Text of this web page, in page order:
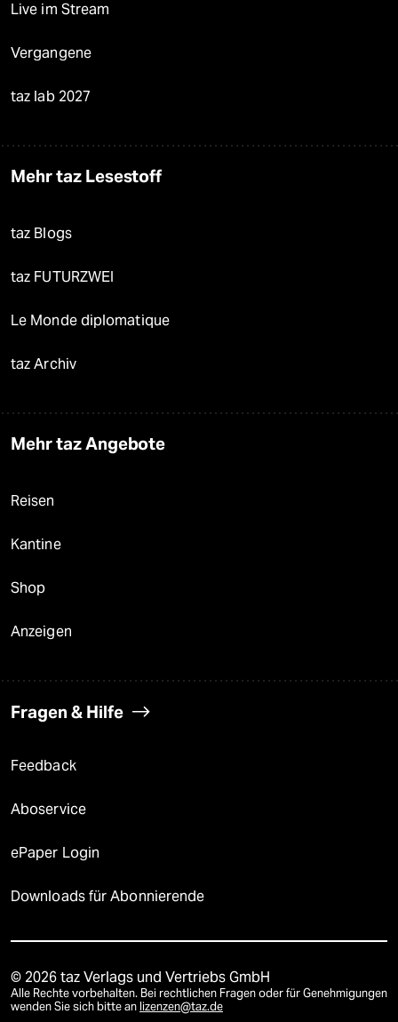
Live im Stream
Vergangene
taz lab 2027
Mehr taz Lesestoff
taz Blogs
taz FUTURZWEI
Le Monde diplomatique
taz Archiv
Mehr taz Angebote
Reisen
Kantine
Shop
Anzeigen
Fragen & Hilfe
Feedback
Aboservice
ePaper Login
Downloads für Abonnierende
© 2026 taz Verlags und Vertriebs GmbH
Alle Rechte vorbehalten. Bei rechtlichen Fragen oder für Genehmigungen
wenden Sie sich bitte an lizenzen@taz.de